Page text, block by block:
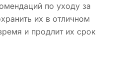
по уходу за
их в отличном
и продлит их срок